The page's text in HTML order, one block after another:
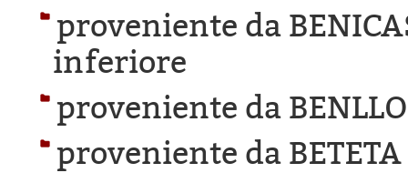
proveniente da
inferiore
proveniente da
proveniente da